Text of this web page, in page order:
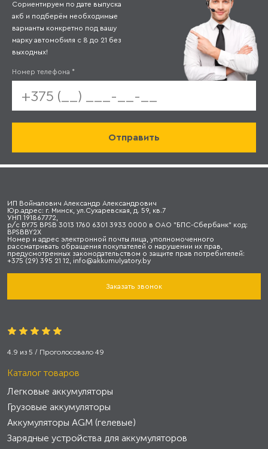
Сориентируем по дате выпуска
акб и подберём необходимые
варианты конкретно под вашу
марку автомобиля с 8 до 21 без
выходных!
Номер телефона *
ИП Войналович Александр Александрович
Юр.адрес: г. Минск, ул.Сухаревская, д. 59, кв.7
УНП 191867772,
р/с BY75 BPSB 3013 1760 6301 3933 0000 в ОАО "БПС-Сбербанк" код:
BPSBBY2X
Номер и адрес электронной почты лица, уполномоченного
рассматривать обращения покупателей о нарушении их прав,
предусмотренных законодательством о защите прав потребителей:
+375 (29) 395 21 12, info@akkumulyatory.by
Заказать звонок
4.9 из 5 / Проголосовало 49
Каталог товаров
Легковые аккумуляторы
Грузовые аккумуляторы
Аккумуляторы AGM (гелевые)
Зарядные устройства для аккумуляторов